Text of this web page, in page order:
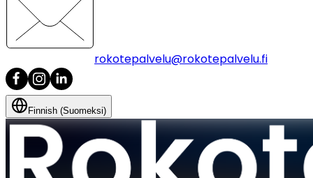
rokotepalvelu@rokotepalvelu.fi
Finnish (Suomeksi)